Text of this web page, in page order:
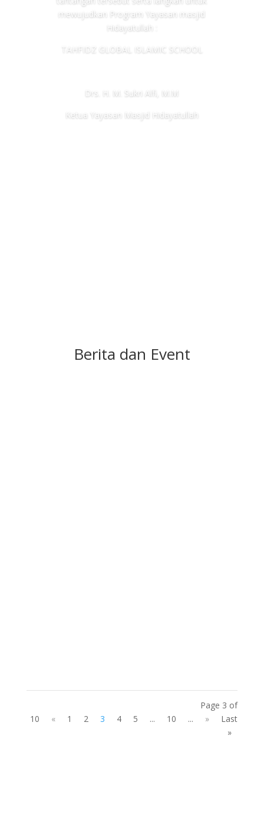
mewujudkan Program Yayasan masjid
Hidayatullah :
TAHFIDZ GLOBAL ISLAMIC SCHOOL
Drs. H. M. Sukri Alfi, M.M
Ketua Yayasan Masjid Hidayatullah
Berita dan Event
Page 3 of
10
« 1 2 3 4 5 ... 10 ... »
Last
»